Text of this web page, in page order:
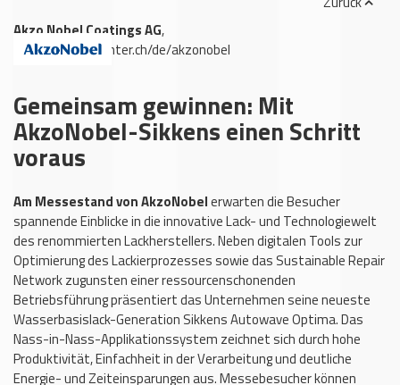
Akzo Nobel Coatings AG,
www.sikkens-center.ch/de/akzonobel
Gemeinsam gewinnen: Mit
AkzoNobel-Sikkens einen Schritt
voraus
Am Messestand von AkzoNobelerwarten die Besucher
spannende Einblicke in die innovative Lack- und Technologiewelt
des renommierten Lackherstellers. Neben digitalen Tools zur
Optimierung des Lackierprozesses sowie das Sustainable Repair
Network zugunsten einer ressourcenschonenden
Betriebsführung präsentiert das Unternehmen seine neueste
Wasserbasislack-Generation Sikkens Autowave Optima. Das
Nass-in-Nass-Applikationssystem zeichnet sich durch hohe
Produktivität, Einfachheit in der Verarbeitung und deutliche
Energie- und Zeiteinsparungen aus. Messebesucher können